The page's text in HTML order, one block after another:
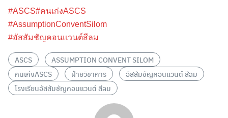
Search
#ASCS#คนเก่งASCS
#AssumptionConventSilom
#อัสสัมชัญคอนแวนต์สีลม
ASCS
ASSUMPTION CONVENT SILOM
คนเก่งASCS
ฝ่ายวิชาการ
อัสสัมชัญคอนแวนต์ สีลม
โรงเรียนอัสสัมชัญคอนแวนต์ สีลม